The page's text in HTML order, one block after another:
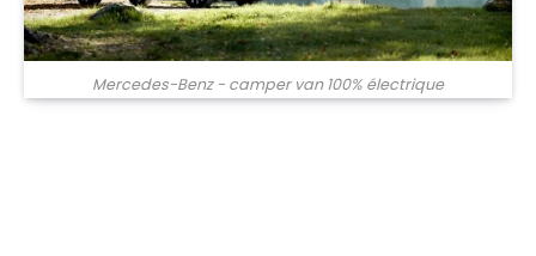
Mercedes-Benz - camper van 100% électrique